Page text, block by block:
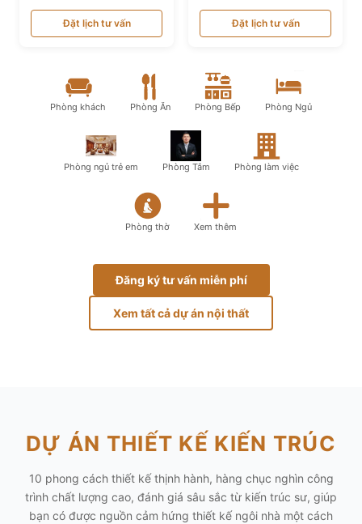
Bình NT9188719
Đặt lịch tư vấn
Quảng Ninh NT24531
Đặt lịch tư vấn
Phòng khách Phòng Ăn Phòng Bếp Phòng Ngủ
Phòng ngủ trẻ em Phòng Tắm Phòng làm việc
Phòng thờ Xem thêm
Đăng ký tư vấn miễn phí
Xem tất cả dự án nội thất
DỰ ÁN THIẾT KẾ KIẾN TRÚC
10 phong cách thiết kế thịnh hành, hàng chục nghìn công
trình chất lượng cao, đánh giá sâu sắc từ kiến trúc sư, giúp
bạn có được nguồn cảm hứng thiết kế ngôi nhà một cách